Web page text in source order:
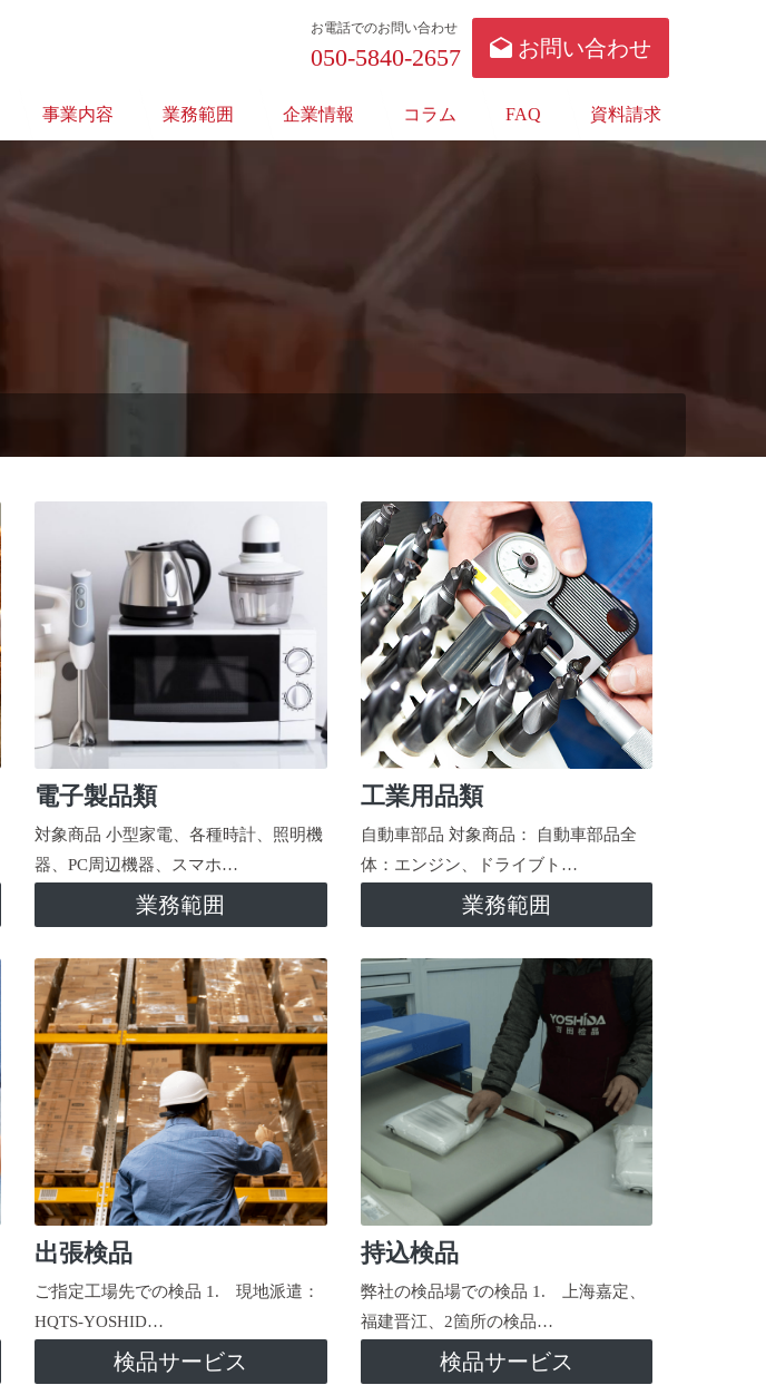
お電話でのお問い合わせ
050-5840-2657 お問い合わせ
事業内容 業務範囲 企業情報 コラム FAQ 資料請求
電子製品類
対象商品 小型家電、各種時計、照明機
器、PC周辺機器、スマホ…
業務範囲
工業用品類
自動車部品 対象商品： 自動車部品全
体：エンジン、ドライブト…
業務範囲
出張検品
ご指定工場先での検品 1. 現地派遣：
HQTS-YOSHID…
検品サービス
持込検品
弊社の検品場での検品 1. 上海嘉定、
福建晋江、2箇所の検品…
検品サービス